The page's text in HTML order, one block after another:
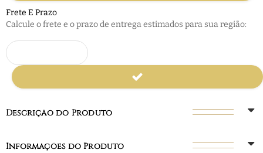
Frete E Prazo
Calcule o frete e o prazo de entrega estimados para sua região:
Descrição do Produto
Informações do Produto